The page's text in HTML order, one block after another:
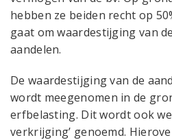
hebben ze beiden recht op
gaat om waardestijging van
aandelen.
De waardestijging van de
wordt meegenomen in de
erfbelasting. Dit wordt ook
verkrijging’ genoemd.